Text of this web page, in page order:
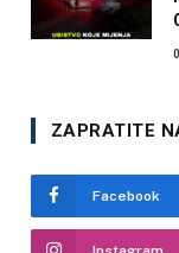
ZAPRATITE
Facebook